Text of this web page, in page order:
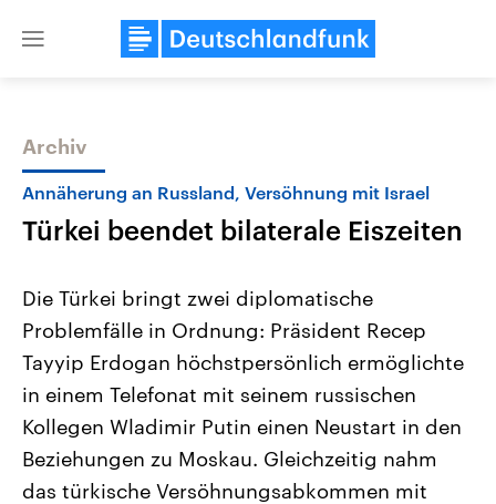
Close
Themen
Landtagswahl Sachsen-Anhalt
2026
Alle Informationen
Sachsen-Anhalt wählt am 6.
September 2026 einen neuen
Landtag. Seit 2021 wird das
Bundesland von einer Koalition aus
Aktuelle Beiträge,
Hintergründe
Wirtschaftlich und
gehören die Vereinigten
den mächtigsten Ländern
mit großem Einfluss auf
Archiv
Annäherung an Russland, Versöhnung mit Israel
Türkei beendet bilaterale Eiszeiten
Die Türkei bringt zwei diplomatische
Problemfälle in Ordnung: Präsident Recep
Tayyip Erdogan höchstpersönlich ermöglichte
in einem Telefonat mit seinem russischen
Kollegen Wladimir Putin einen Neustart in den
Beziehungen zu Moskau. Gleichzeitig nahm
das türkische Versöhnungsabkommen mit